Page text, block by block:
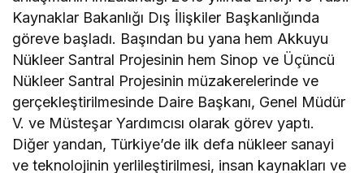
Kaynaklar Bakanlığı Dış İlişkiler Başkanlığında
göreve başladı. Başından bu yana hem Akkuyu
Nükleer Santral Projesinin hem Sinop ve Üçüncü
Nükleer Santral Projesinin müzakerelerinde ve
gerçekleştirilmesinde Daire Başkanı, Genel Müdür
V. ve Müsteşar Yardımcısı olarak görev yaptı.
Diğer yandan, Türkiye’de ilk defa nükleer sanayi
ve teknolojinin yerlileştirilmesi, insan kaynakları ve